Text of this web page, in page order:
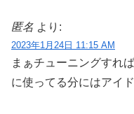
匿名 より:
2023年1月24日 11:15 AM
まぁチューニングすれ
に使ってる分にはアイ